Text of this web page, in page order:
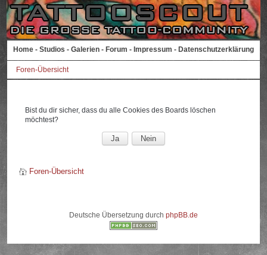
Home - Studios - Galerien - Forum - Impressum - Datenschutzerklärung
Foren-Übersicht
Bist du dir sicher, dass du alle Cookies des Boards löschen
möchtest?
Foren-Übersicht
Deutsche Übersetzung durch phpBB.de